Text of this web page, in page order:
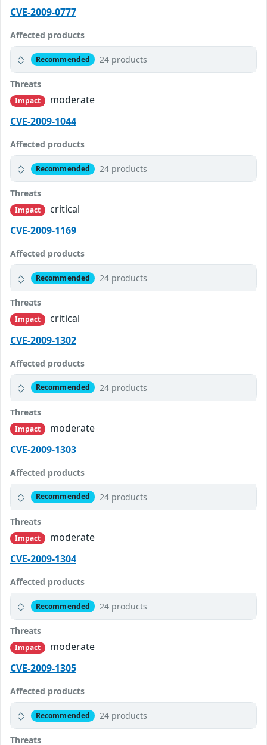
CVE-2009-0777
Affected products
Recommended 24 products
Threats
Impact
moderate
CVE-2009-1044
Affected products
Recommended 24 products
Threats
Impact
critical
CVE-2009-1169
Affected products
Recommended 24 products
Threats
Impact
critical
CVE-2009-1302
Affected products
Recommended 24 products
Threats
Impact
moderate
CVE-2009-1303
Affected products
Recommended 24 products
Threats
Impact
moderate
CVE-2009-1304
Affected products
Recommended 24 products
Threats
Impact
moderate
CVE-2009-1305
Affected products
Recommended 24 products
Threats